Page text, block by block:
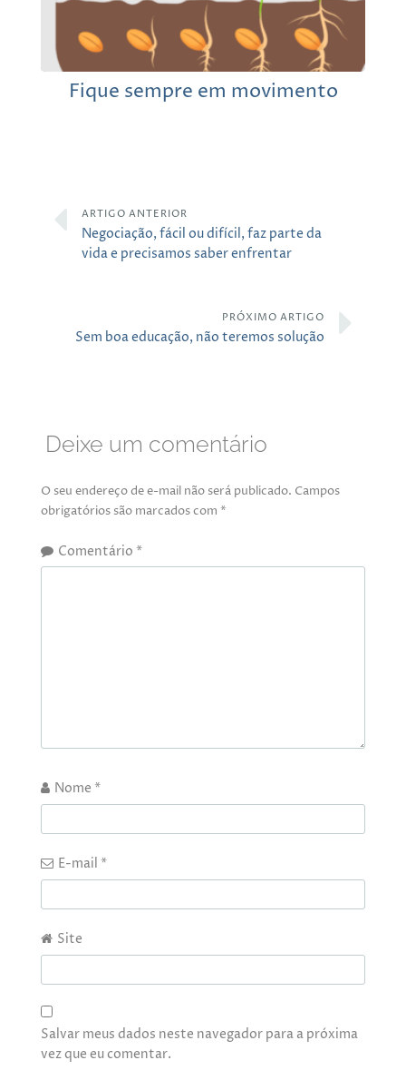
Fique sempre em movimento
ARTIGO ANTERIOR
Negociação, fácil ou difícil, faz parte da
vida e precisamos saber enfrentar
PRÓXIMO ARTIGO
Sem boa educação, não teremos solução
Deixe um comentário
O seu endereço de e-mail não será publicado. Campos
obrigatórios são marcados com *
Comentário *
Nome *
E-mail *
Site
Salvar meus dados neste navegador para a próxima
vez que eu comentar.